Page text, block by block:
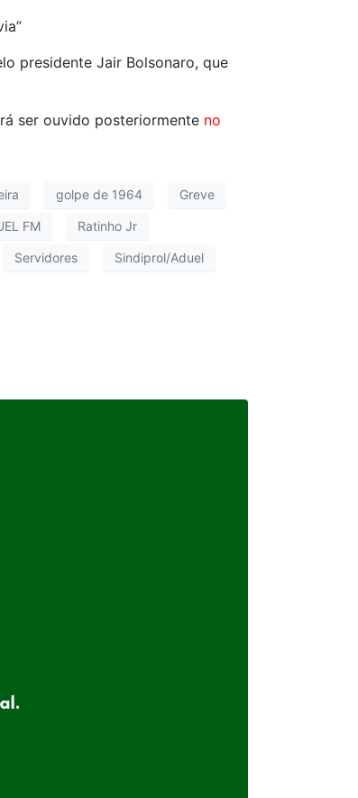
presidente Jair Bolsonaro, que
ser ouvido posteriormente no
golpe de 1964 Greve
FM Ratinho Jr
Servidores Sindiprol/Aduel